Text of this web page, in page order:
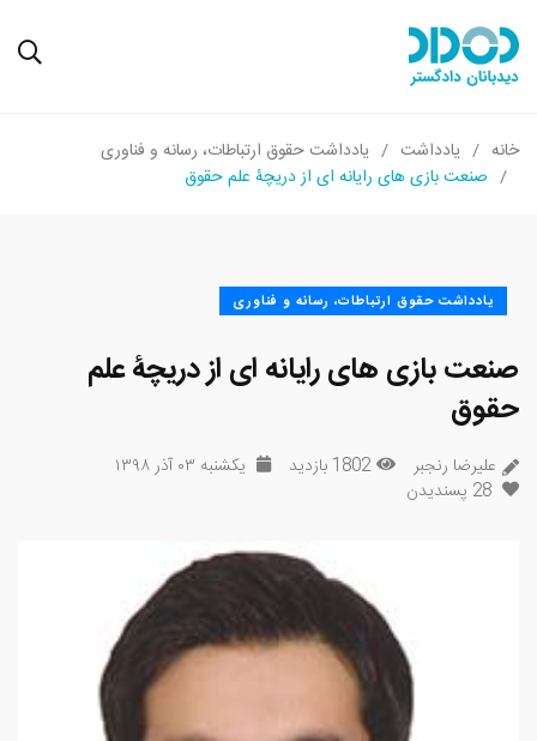
خانه یادداشت
یادداشت حقوق ارتباطات، رسانه و فناوری
صنعت بازی های رایانه ای از دریچۀ علم حقوق
یادداشت حقوق ارتباطات، رسانه و فناوری
صنعت بازی های رایانه ای از دریچۀ علم
حقوق
علیرضا رنجبر 1802 بازدید
یکشنبه ۰۳ آذر ۱۳۹۸
28 پسندیدن